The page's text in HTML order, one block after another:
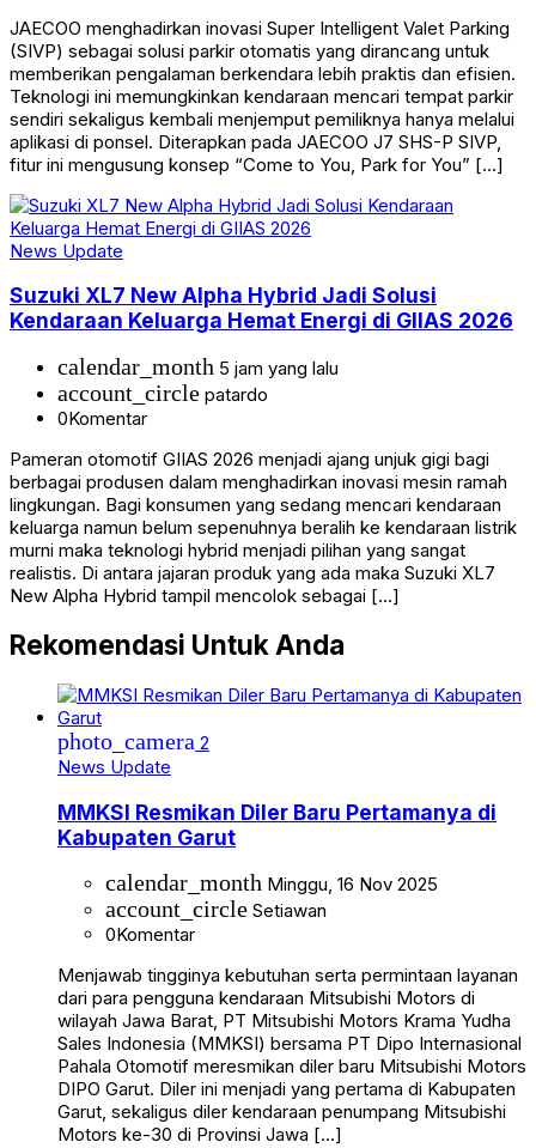
JAECOO menghadirkan inovasi Super Intelligent Valet Parking
(SIVP) sebagai solusi parkir otomatis yang dirancang untuk
memberikan pengalaman berkendara lebih praktis dan efisien.
Teknologi ini memungkinkan kendaraan mencari tempat parkir
sendiri sekaligus kembali menjemput pemiliknya hanya melalui
aplikasi di ponsel. Diterapkan pada JAECOO J7 SHS-P SIVP,
fitur ini mengusung konsep “Come to You, Park for You” […]
News Update
Suzuki XL7 New Alpha Hybrid Jadi Solusi
Kendaraan Keluarga Hemat Energi di GIIAS 2026
calendar_month 5 jam yang lalu
account_circle patardo
0Komentar
Pameran otomotif GIIAS 2026 menjadi ajang unjuk gigi bagi
berbagai produsen dalam menghadirkan inovasi mesin ramah
lingkungan. Bagi konsumen yang sedang mencari kendaraan
keluarga namun belum sepenuhnya beralih ke kendaraan listrik
murni maka teknologi hybrid menjadi pilihan yang sangat
realistis. Di antara jajaran produk yang ada maka Suzuki XL7
New Alpha Hybrid tampil mencolok sebagai […]
Rekomendasi Untuk Anda
photo_camera 2
News Update
MMKSI Resmikan Diler Baru Pertamanya di
Kabupaten Garut
calendar_month Minggu, 16 Nov 2025
account_circle Setiawan
0Komentar
Menjawab tingginya kebutuhan serta permintaan layanan
dari para pengguna kendaraan Mitsubishi Motors di
wilayah Jawa Barat, PT Mitsubishi Motors Krama Yudha
Sales Indonesia (MMKSI) bersama PT Dipo Internasional
Pahala Otomotif meresmikan diler baru Mitsubishi Motors
DIPO Garut. Diler ini menjadi yang pertama di Kabupaten
Garut, sekaligus diler kendaraan penumpang Mitsubishi
Motors ke-30 di Provinsi Jawa […]